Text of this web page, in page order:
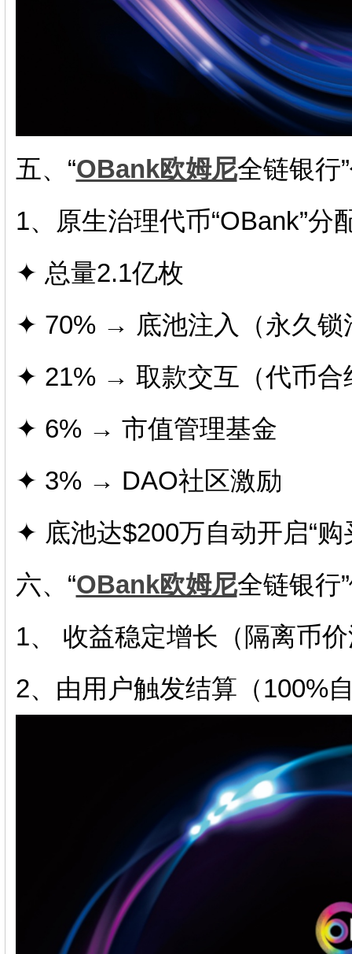
五、“OBank欧姆尼全链银行
1、原生治理代币“OBank”分
✦ 总量2.1亿枚
✦ 70% → 底池注入（永久锁
✦ 21% → 取款交互（代币合
✦ 6% → 市值管理基金
✦ 3% → DAO社区激励
✦ 底池达$200万自动开启“购
六、“OBank欧姆尼全链银行
1、 收益稳定增长（隔离币
2、由用户触发结算（100%